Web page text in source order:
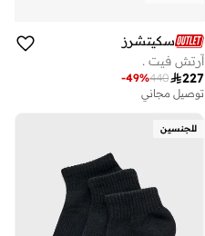
سكيتشرز
آرتش فيت .
227
440
-49%
توصيل مجاني
للجنسين